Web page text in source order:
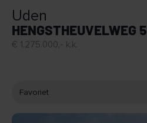
Uden
HENGSTHEUVELWEG 5
€ 1.275.000,- k.k.
Favoriet